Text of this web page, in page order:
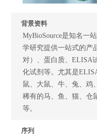
背景资料
MyBioSource是知名一
学研究提供一站式的产
对）、蛋白质、ELISA
化试剂等。尤其是
鼠、大鼠、牛、兔、鸡
稀有的马、鱼、猫、仓
等。
序列